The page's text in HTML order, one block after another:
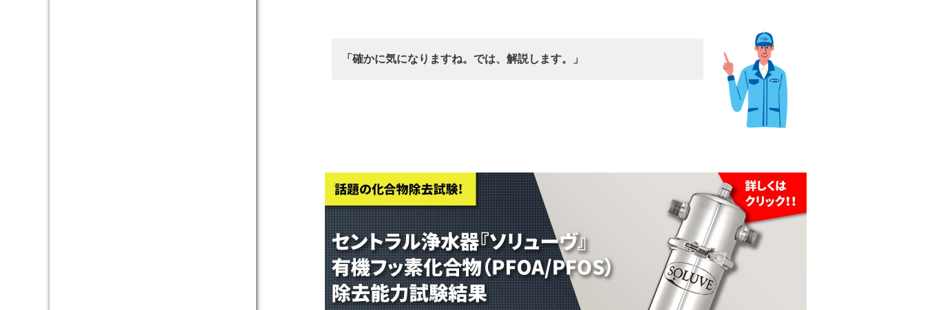
「確かに気になりますね。では、解説します。」